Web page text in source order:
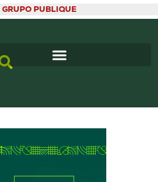
GRUPO PUBLIQUE